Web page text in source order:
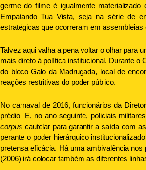
germe do filme é igualmente
Empatando Tua Vista, seja na série de
estratégicas que ocorreram em
Talvez aqui valha a pena voltar o olhar para
mais direto à política institucional. Durante o
do bloco Galo da Madrugada, local de
reações restritivas do poder público.
No carnaval de 2016, funcionários da
prédio. E, no ano seguinte, policiais
corpus cautelar para garantir a saída com
perante o poder hierárquico
pretensa eficácia. Há uma ambivalência
(2006) irá colocar também as diferentes